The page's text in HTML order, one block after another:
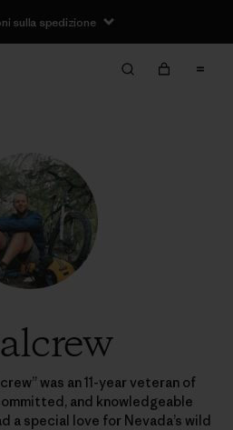
sulla spedizione
was an 11-year veteran of
and knowledgeable
a special love for Nevada’s wild